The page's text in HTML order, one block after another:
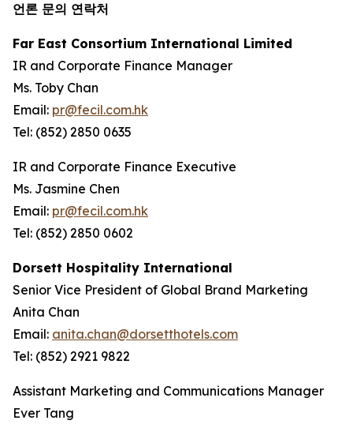
언론 문의 연락처
Far East Consortium International Limited
IR and Corporate Finance Manager
Ms. Toby Chan
Email: pr@fecil.com.hk
Tel: (852) 2850 0635
IR and Corporate Finance Executive
Ms. Jasmine Chen
Email: pr@fecil.com.hk
Tel: (852) 2850 0602
Dorsett Hospitality International
Senior Vice President of Global Brand Marketing
Anita Chan
Email: anita.chan@dorsetthotels.com
Tel: (852) 2921 9822
Assistant Marketing and Communications Manager
Ever Tang